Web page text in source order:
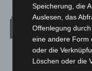
LANGENHAGEN
Speicherung, die
Auslesen, das
Offenlegung
eine andere Form
oder die
Löschen oder die